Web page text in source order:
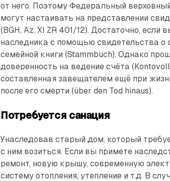
от него. Поэтому Федеральный
могут настаивать на представлении
(BGH, Az. XI ZR 401/12). Достаточно, если
наследника с помощью свидетельства о
семейной книги (Stammbuch). Однако
доверенность на ведение счёта
составленная завещателем ещё при
после его смерти (über den Tod hinaus).
Потребуется санация
Унаследовав старый дом, который
с ним возиться. Если вы примете
ремонт, новую крышу, современную
систему отопления, утепление и т.д. В